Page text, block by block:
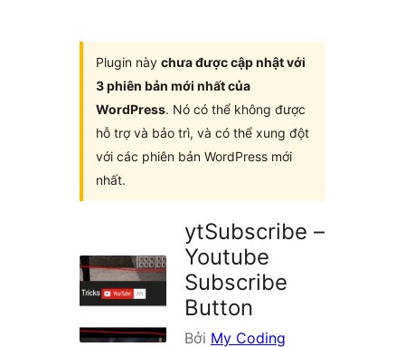
Plugin này chưa được cập nhật với
3 phiên bản mới nhất của
WordPress. Nó có thể không được
hỗ trợ và bảo trì, và có thể xung đột
với các phiên bản WordPress mới
nhất.
ytSubscribe –
Youtube
Subscribe
Button
Bởi My Coding